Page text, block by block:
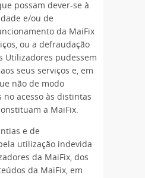
possam dever-se à
e/ou de
da MaiFix
ou a defraudação
Utilizadores pudessem
seus serviços e, em
não de modo
no acesso às distintas
a MaiFix.
e de
utilização indevida
da MaiFix, dos
da MaiFix, em